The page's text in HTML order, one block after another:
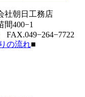
社朝日工務店
間400−1
FAX.049−264−7722
の流れ■